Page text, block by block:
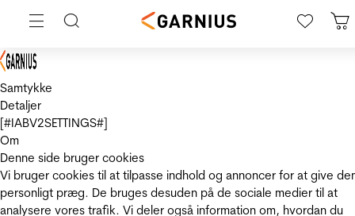
Samtykke
Detaljer
[#IABV2SETTINGS#]
Om
Denne side bruger cookies
Vi bruger cookies til at tilpasse indhold og annoncer for at give
personligt præg. De bruges desuden på de sociale medier til at
analysere vores trafik. Vi deler også information om, hvordan du